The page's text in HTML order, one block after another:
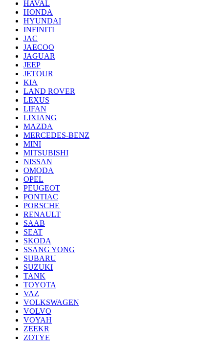
HAVAL
HONDA
HYUNDAI
INFINITI
JAC
JAECOO
JAGUAR
JEEP
JETOUR
KIA
LAND ROVER
LEXUS
LIFAN
LIXIANG
MAZDA
MERCEDES-BENZ
MINI
MITSUBISHI
NISSAN
OMODA
OPEL
PEUGEOT
PONTIAC
PORSCHE
RENAULT
SAAB
SEAT
SKODA
SSANG YONG
SUBARU
SUZUKI
TANK
TOYOTA
VAZ
VOLKSWAGEN
VOLVO
VOYAH
ZEEKR
ZOTYE